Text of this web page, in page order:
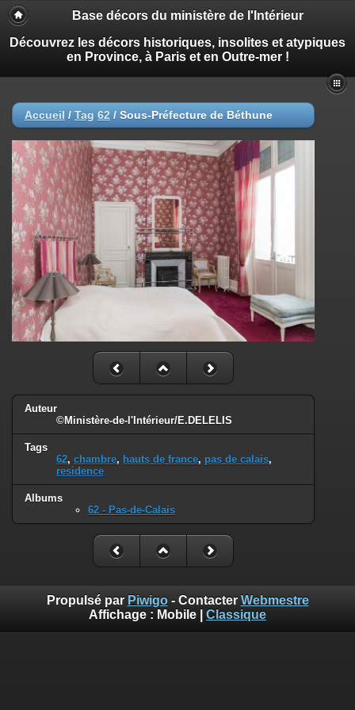
Base décors du ministère de l'Intérieur
Découvrez les décors historiques, insolites et atypiques
en Province, à Paris et en Outre-mer !
Accueil / Tag 62 / Sous-Préfecture de Béthune
Auteur
©Ministère-de-l'Intérieur/E.DELELIS
Tags
62, chambre, hauts de france, pas de calais,
residence
Albums
62 - Pas-de-Calais
Propulsé par Piwigo- Contacter Webmestre
Affichage : Mobile Classique